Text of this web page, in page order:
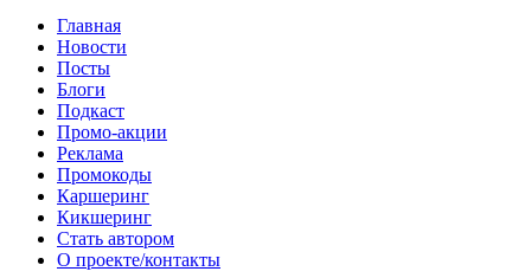
Главная
Новости
Посты
Блоги
Подкаст
Промо-акции
Реклама
Промокоды
Каршеринг
Кикшеринг
Стать автором
О проекте/контакты